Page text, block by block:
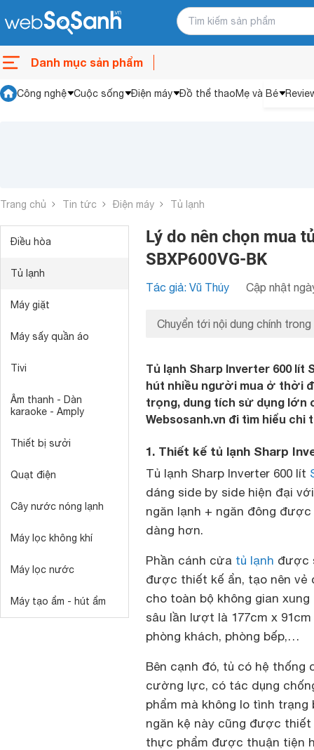
Danh mục sản phẩm
Công nghệ Cuộc sống Điện máy Đồ thể thaoMẹ và Bé
Trang chủ Tin tức Điện máy Tủ lạnh
Điều hòa
Tủ lạnh
Máy giặt
Máy sấy quần áo
Tivi
Âm thanh - Dàn
karaoke - Amply
Thiết bị sưởi
Quạt điện
Cây nước nóng lạnh
Máy lọc không khí
Máy lọc nước
Máy tạo ẩm - hút ẩm
Lý do nên chọn mua
SBXP600VG-BK
Tác giả: Vũ Thúy Cập nhật
Chuyển tới nội dung chính trong
Tủ lạnh Sharp Inverter 600 lít
hút nhiều người mua ở thời
trọng, dung tích sử dụng lớn
Websosanh.vn đi tìm hiểu chi
1. Thiết kế tủ lạnh Sharp
Tủ lạnh Sharp Inverter 600 lít
dáng side by side hiện đại
ngăn lạnh + ngăn đông
dàng hơn.
Phần cánh cửa tủ lạnh được
được thiết kế ẩn, tạo nên vẻ
cho toàn bộ không gian
sâu lần lượt là 177cm x
phòng khách, phòng bếp,…
Bên cạnh đó, tủ có hệ
cường lực, có tác dụng
phẩm mà không lo tình
ngăn kệ này cũng được
thực phẩm được thuận tiện